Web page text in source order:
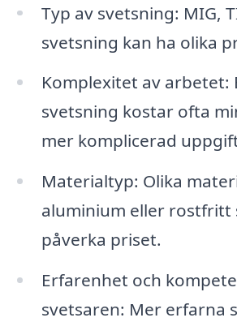
Typ av svetsning: MIG,
svetsning kan ha olika
Komplexitet av arbetet:
svetsning kostar ofta
mer komplicerad
Materialtyp: Olika
aluminium eller rostfritt
påverka priset.
Erfarenhet och
svetsaren: Mer erfarna